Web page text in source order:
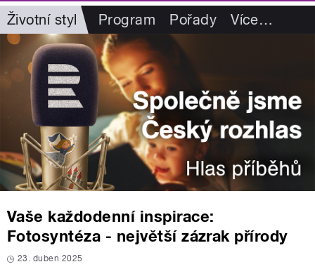
Životní styl Program Pořady Více…
Vaše každodenní inspirace:
Fotosyntéza - největší zázrak přírody
23. duben 2025